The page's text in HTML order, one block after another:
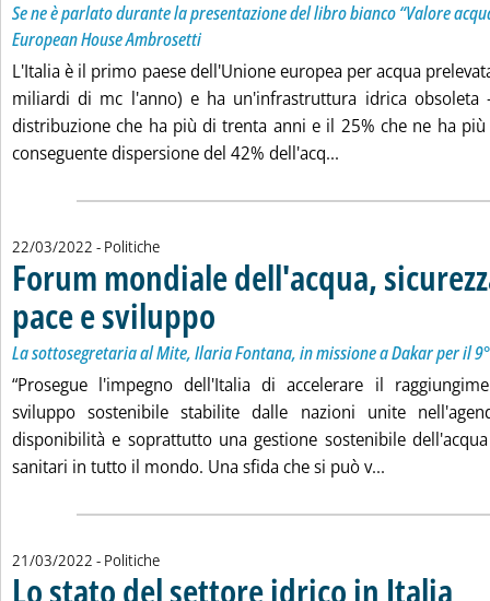
Se ne è parlato durante la presentazione del libro bianco “Valore
European House Ambrosetti
L'Italia è il primo paese dell'Unione europea per acqua
miliardi di mc l'anno) e ha un'infrastruttura idrica
distribuzione che ha più di trenta anni e il 25% che ne ha
conseguente dispersione del 42% dell'acq...
22/03/2022 - Politiche
Forum mondiale dell'acqua,
pace e sviluppo . Sottotitolo: La sottosegretaria al Mite, Ilaria
. Pubblicata martedì 22 marzo 2022 alle 17.34.
La sottosegretaria al Mite, Ilaria Fontana, in missione a Dakar per il
“Prosegue l'impegno dell'Italia di accelerare il
sviluppo sostenibile stabilite dalle nazioni unite
disponibilità e soprattutto una gestione sostenibile
sanitari in tutto il mondo. Una sfida che si può v...
21/03/2022 - Politiche
Lo stato del settore idrico in Italia